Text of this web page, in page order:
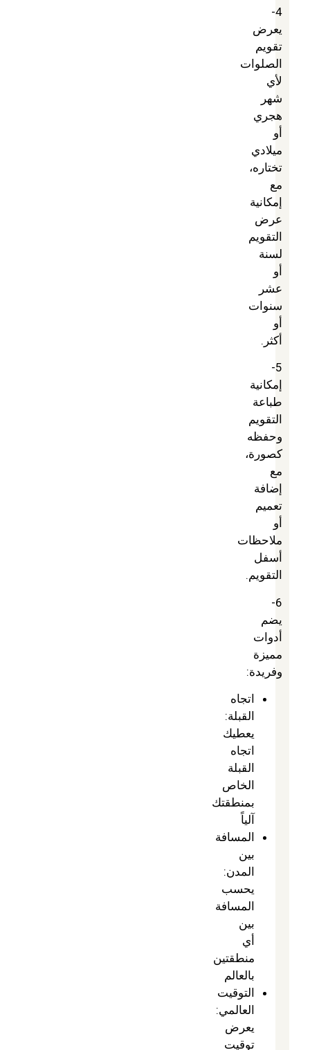
يعرض
تقويم
الصلوات
هجري
ميلادي
تختاره،
إمكانية
عرض
التقويم
لسنة
عشر
سنوات
إمكانية
طباعة
التقويم
وحفظه
كصورة،
إضافة
تعميم
ملاحظات
أسفل
التقويم.
أدوات
مميزة
وفريدة:
اتجاه
القبلة:
يعطيك
القبلة
الخاص
بمنطقتك
المسافة
المدن:
يحسب
المسافة
منطقتين
بالعالم
التوقيت
العالمي:
يعرض
توقيت